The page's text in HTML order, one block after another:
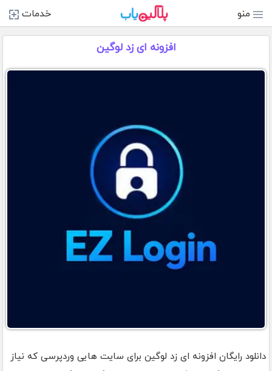
منو خدمات
افزونه ای زد لوگین
دانلود رایگان افزونه ای زد لوگین برای سایت هایی وردپرسی که نیاز